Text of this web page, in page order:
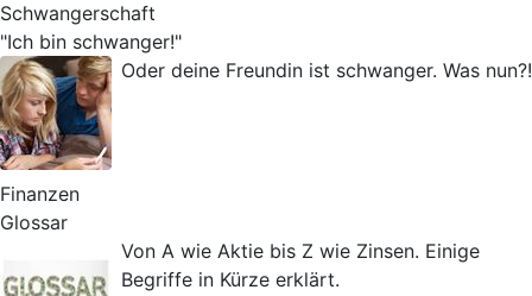
Schwangerschaft
"Ich bin schwanger!"
Oder deine Freundin ist schwanger. Was nun?!
Finanzen
Glossar
Von A wie Aktie bis Z wie Zinsen. Einige
Begriffe in Kürze erklärt.